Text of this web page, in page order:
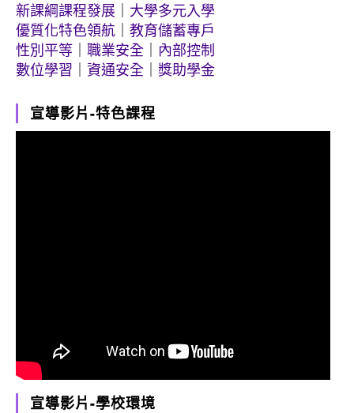
新課綱課程發展
大學多元入學
優質化特色領航
教育儲蓄專戶
性別平等
職業安全
內部控制
數位學習
資通安全 獎助學金
宣導影片-特色課程
宣導影片-學校環境